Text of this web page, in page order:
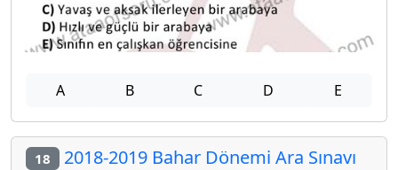
A B C D E
18 2018-2019 Bahar Dönemi Ara Sınavı